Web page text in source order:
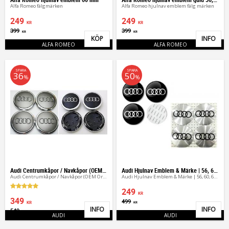
Alfa Romeo fälgmärken
249 KR
399 KR
ALFA ROMEO Lägg till i favoriter
KÖP
Alfa Romeo hjulnav emblem fälg märken
249 KR
399 KR
ALFA ROMEO
INFO
Audi Centrumkåpor / Navkåpor (OEM Original 4-pack)
349 KR
549
SPARA
36%
AUDI Lägg till i favoriter
INFO
Audi Hjulnav Emblem & Märke | 56, 60, 65 mm (4st)
249 KR
499 KR
SPARA
50%
AUDI
INFO